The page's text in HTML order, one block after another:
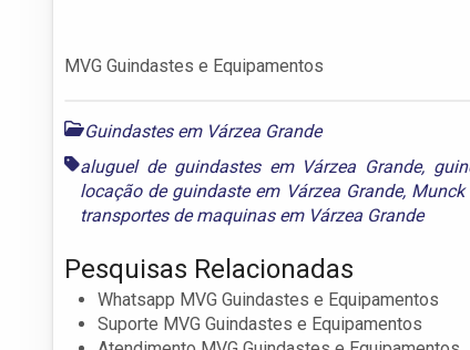
MVG Guindastes e Equipamentos
Guindastes em Várzea Grande
aluguel de guindastes em Várzea Grande,
locação de guindaste em Várzea Grande, Munck
transportes de maquinas em Várzea Grande
Pesquisas Relacionadas
Whatsapp MVG Guindastes e Equipamentos
Suporte MVG Guindastes e Equipamentos